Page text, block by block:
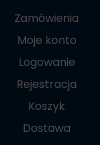
Zamówienia
Moje konto
Logowanie
Rejestracja
Koszyk
Dostawa